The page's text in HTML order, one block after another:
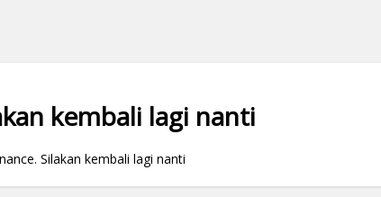
kembali lagi nanti
Silakan kembali lagi nanti